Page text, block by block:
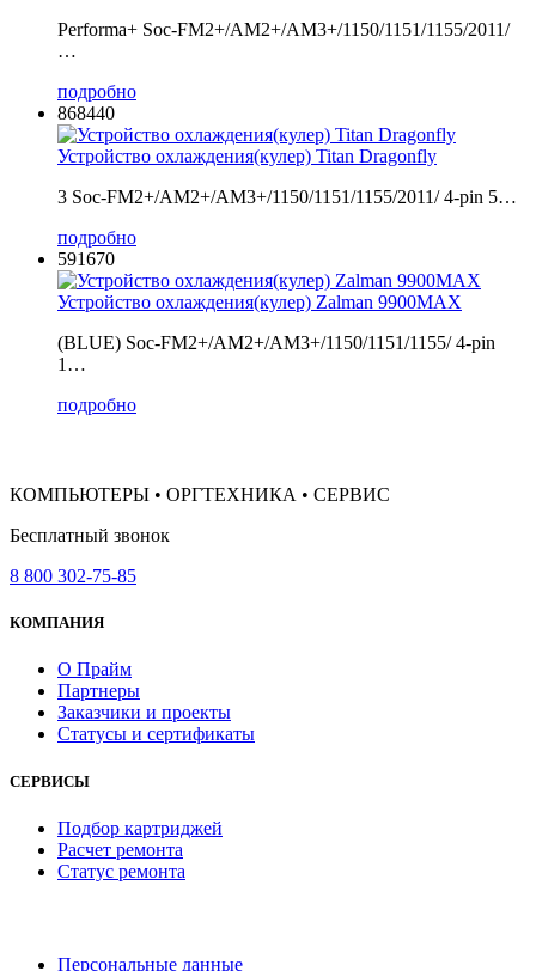
Performa+ Soc-FM2+/AM2+/AM3+/1150/1151/1155/2011/
…
подробно
868440
Устройство охлаждения(кулер) Titan Dragonfly
3 Soc-FM2+/AM2+/AM3+/1150/1151/1155/2011/ 4-pin 5…
подробно
591670
Устройство охлаждения(кулер) Zalman 9900MAX
(BLUE) Soc-FM2+/AM2+/AM3+/1150/1151/1155/ 4-pin
1…
подробно
КОМПЬЮТЕРЫ • ОРГТЕХНИКА • СЕРВИС
Бесплатный звонок
8 800 302-75-85
КОМПАНИЯ
О Прайм
Партнеры
Заказчики и проекты
Статусы и сертификаты
СЕРВИСЫ
Подбор картриджей
Расчет ремонта
Статус ремонта
Персональные данные